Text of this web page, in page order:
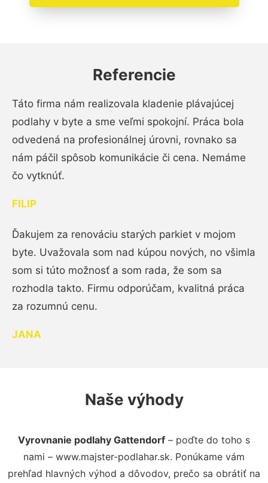
Referencie
Táto firma nám realizovala kladenie plávajúcej
podlahy v byte a sme veľmi spokojní. Práca bola
odvedená na profesionálnej úrovni, rovnako sa
nám páčil spôsob komunikácie či cena. Nemáme
čo vytknúť.
FILIP
Ďakujem za renováciu starých parkiet v mojom
byte. Uvažovala som nad kúpou nových, no všimla
som si túto možnosť a som rada, že som sa
rozhodla takto. Firmu odporúčam, kvalitná práca
za rozumnú cenu.
JANA
Naše výhody
Vyrovnanie podlahy Gattendorf – poďte do toho s
nami – www.majster-podlahar.sk. Ponúkame vám
prehľad hlavných výhod a dôvodov, prečo sa obrátiť na